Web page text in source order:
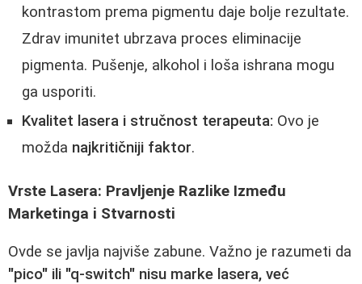
kontrastom prema pigmentu daje bolje rezultate.
Zdrav imunitet ubrzava proces eliminacije
pigmenta. Pušenje, alkohol i loša ishrana mogu
ga usporiti.
Kvalitet lasera i stručnost terapeuta: Ovo je
možda najkritičniji faktor.
Vrste Lasera: Pravljenje Razlike Između
Marketinga i Stvarnosti
Ovde se javlja najviše zabune. Važno je razumeti da
"pico" ili "q-switch" nisu marke lasera, već